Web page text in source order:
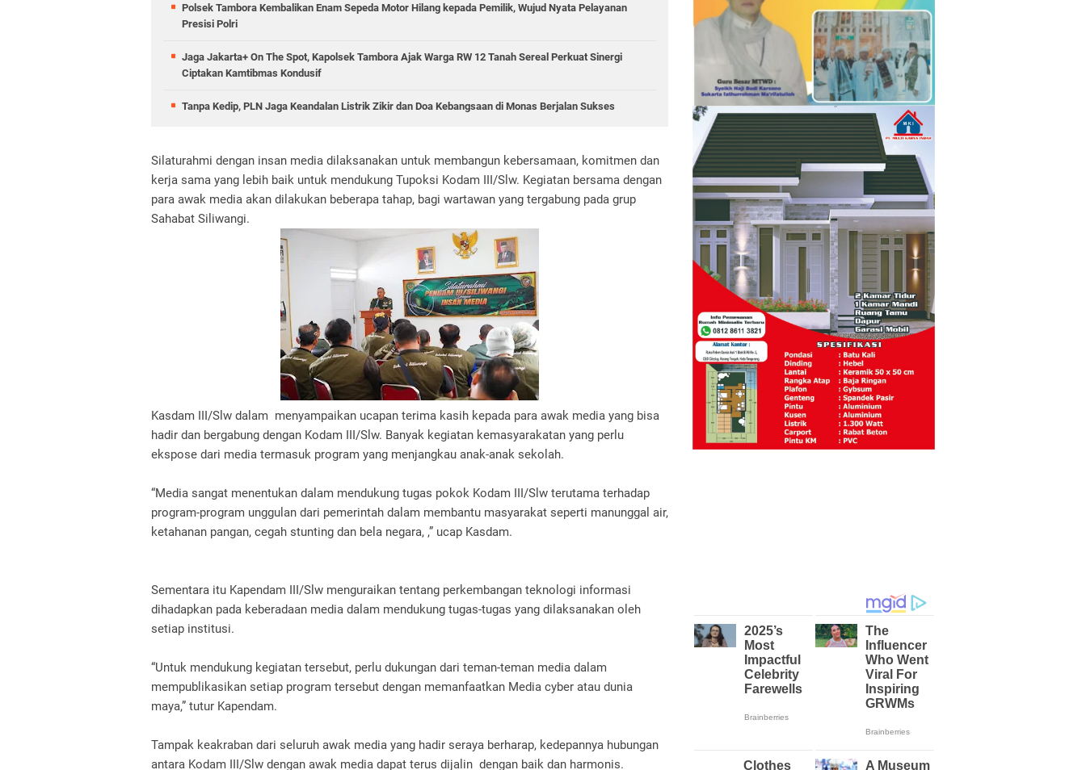
Polsek Tambora Kembalikan Enam Sepeda Motor Hilang kepada Pemilik, Wujud Nyata Pelayanan
Presisi Polri
Jaga Jakarta+ On The Spot, Kapolsek Tambora Ajak Warga RW 12 Tanah Sereal Perkuat Sinergi
Ciptakan Kamtibmas Kondusif
Tanpa Kedip, PLN Jaga Keandalan Listrik Zikir dan Doa Kebangsaan di Monas Berjalan Sukses
Silaturahmi dengan insan media dilaksanakan untuk membangun kebersamaan, komitmen dan
kerja sama yang lebih baik untuk mendukung Tupoksi Kodam III/Slw. Kegiatan bersama dengan
para awak media akan dilakukan beberapa tahap, bagi wartawan yang tergabung pada grup
Sahabat Siliwangi.
Kasdam III/Slw dalam menyampaikan ucapan terima kasih kepada para awak media yang bisa
hadir dan bergabung dengan Kodam III/Slw. Banyak kegiatan kemasyarakatan yang perlu
ekspose dari media termasuk program yang menjangkau anak-anak sekolah.
“Media sangat menentukan dalam mendukung tugas pokok Kodam III/Slw terutama terhadap
program-program unggulan dari pemerintah dalam membantu masyarakat seperti manunggal air,
ketahanan pangan, cegah stunting dan bela negara, ,” ucap Kasdam.
Sementara itu Kapendam III/Slw menguraikan tentang perkembangan teknologi informasi
dihadapkan pada keberadaan media dalam mendukung tugas-tugas yang dilaksanakan oleh
setiap institusi.
“Untuk mendukung kegiatan tersebut, perlu dukungan dari teman-teman media dalam
mempublikasikan setiap program tersebut dengan memanfaatkan Media cyber atau dunia
maya,” tutur Kapendam.
Tampak keakraban dari seluruh awak media yang hadir seraya berharap, kedepannya hubungan
antara Kodam III/Slw dengan awak media dapat terus dijalin dengan baik dan harmonis.